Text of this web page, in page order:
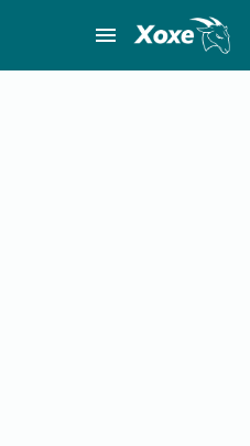
menu